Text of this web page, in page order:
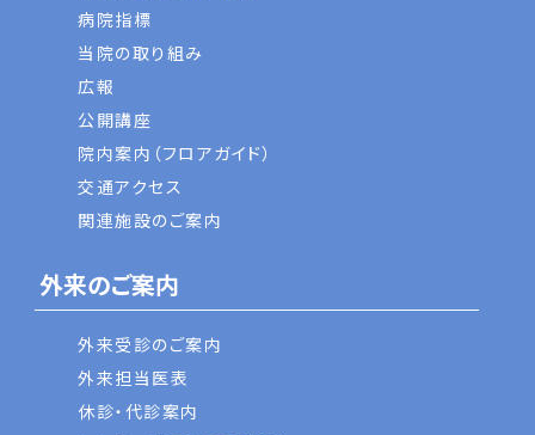
病院指標
当院の取り組み
広報
公開講座
院内案内（フロアガイド）
交通アクセス
関連施設のご案内
外来のご案内
外来受診のご案内
外来担当医表
休診・代診案内